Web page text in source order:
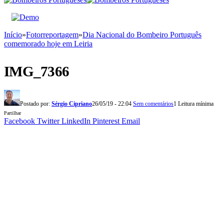
Início»Fotorreportagem»Dia Nacional do Bombeiro Português
comemorado hoje em Leiria
IMG_7366
Postado por: Sérgio Cipriano26/05/19 - 22:04 Sem comentários1 Leitura mínima
Partilhar
Facebook Twitter LinkedIn Pinterest Email